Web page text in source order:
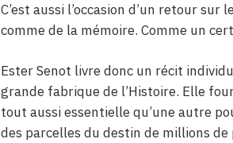
C’est aussi l’occasion d’un retour
comme de la mémoire. Comme un
Ester Senot livre donc un récit
grande fabrique de l’Histoire. Elle
tout aussi essentielle qu’une autre
des parcelles du destin de millions de